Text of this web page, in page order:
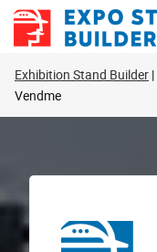
Skip
Exhibition Stand Builder
Vendme